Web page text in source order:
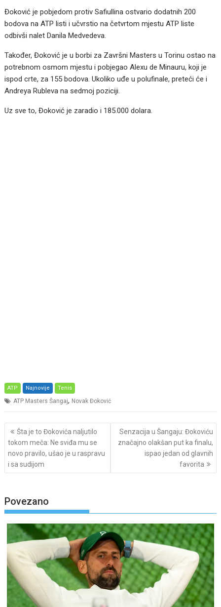
Đoković je pobjedom protiv Safiullina ostvario dodatnih 200
bodova na ATP listi i učvrstio na četvrtom mjestu ATP liste
odbivši nalet Danila Medvedeva.
Također, Đoković je u borbi za Završni Masters u Torinu ostao na
potrebnom osmom mjestu i pobjegao Alexu de Minauru, koji je
ispod crte, za 155 bodova. Ukoliko uđe u polufinale, preteći će i
Andreya Rubleva na sedmoj poziciji.
Uz sve to, Đoković je zaradio i 185.000 dolara.
ATP Najnovije Tenis
ATP Masters Šangaj, Novak Đoković
Post
navigation
Šta je to Đokovića naljutilo
tokom meča: Ne sviđa mu se
novo pravilo, ušao je u raspravu
i sa sudijom
Senzacija u Šangaju: Đokoviću
značajno olakšan put ka finalu,
ispao jedan od glavnih
favorita
Povezano